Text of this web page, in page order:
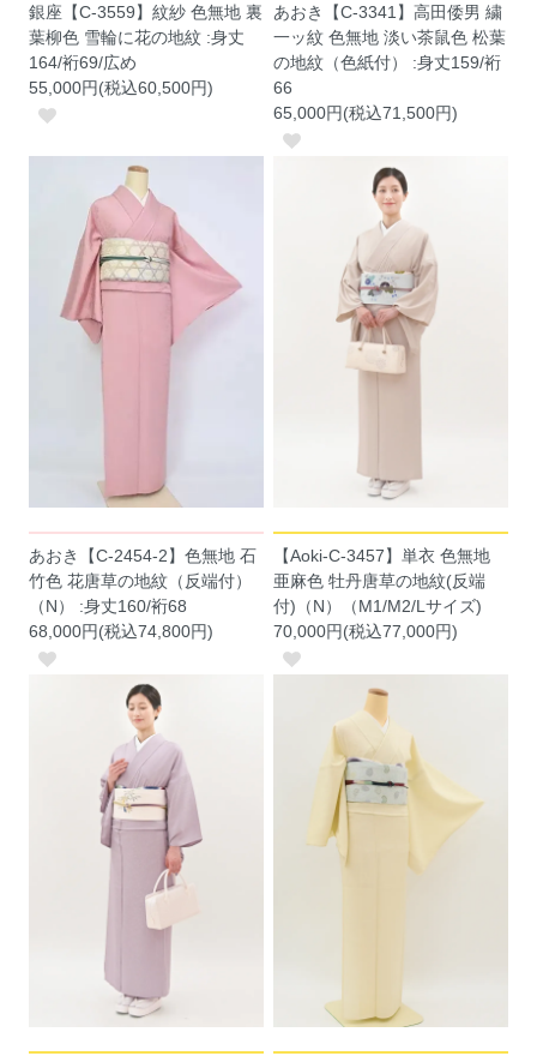
銀座【C-3559】紋紗 色無地 裏
葉柳色 雪輪に花の地紋 :身丈
164/裄69/広め
55,000円(税込60,500円)
あおき【C-3341】高田倭男 繍
一ッ紋 色無地 淡い茶鼠色 松葉
の地紋（色紙付） :身丈159/裄
66
65,000円(税込71,500円)
あおき【C-2454-2】色無地 石
竹色 花唐草の地紋（反端付）
（N） :身丈160/裄68
68,000円(税込74,800円)
【Aoki-C-3457】単衣 色無地
亜麻色 牡丹唐草の地紋(反端
付)（N）（M1/M2/Lサイズ)
70,000円(税込77,000円)